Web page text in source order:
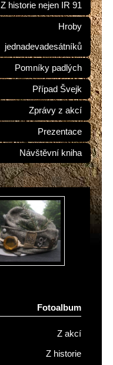
Z historie nejen IR 91
Hroby
jednadevadesátníků
Pomníky padlých
Případ Švejk
Zprávy z akcí
Prezentace
Návštěvní kniha
Fotoalbum
Z akcí
Z historie